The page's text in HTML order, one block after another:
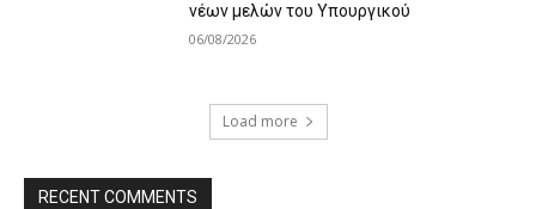
νέων μελών του Υπουργικού
06/08/2026
Load more
RECENT COMMENTS